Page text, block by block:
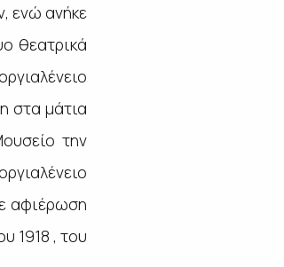
ενώ ανήκε
θεατρικά
στα μάτια
την
αφιέρωση
1918 , του